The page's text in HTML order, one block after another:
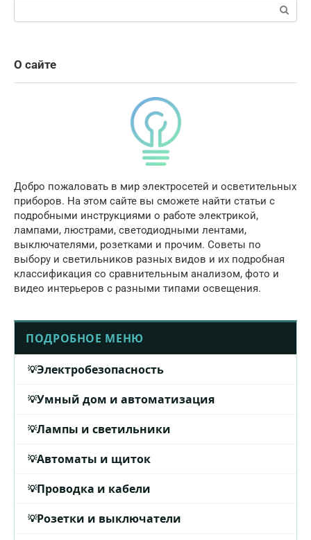
О сайте
Добро пожаловать в мир электросетей и осветительных
приборов. На этом сайте вы сможете найти статьи с
подробными инструкциями о работе электрикой,
лампами, люстрами, светодиодными лентами,
выключателями, розетками и прочим. Советы по
выбору и светильников разных видов и их подробная
классификация со сравнительным анализом, фото и
видео интерьеров с разными типами освещения.
ПОДРОБНОЕ МЕНЮ
Электробезопасность
Умный дом и автоматизация
Лампы и светильники
Автоматы и щиток
Проводка и кабели
Розетки и выключатели